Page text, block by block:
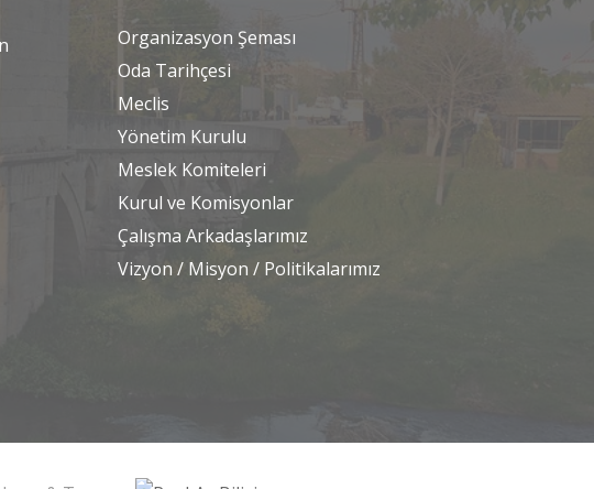
Organizasyon Şeması
Oda Tarihçesi
Meclis
Yönetim Kurulu
Meslek Komiteleri
Kurul ve Komisyonlar
Çalışma Arkadaşlarımız
Vizyon / Misyon / Politikalarımız